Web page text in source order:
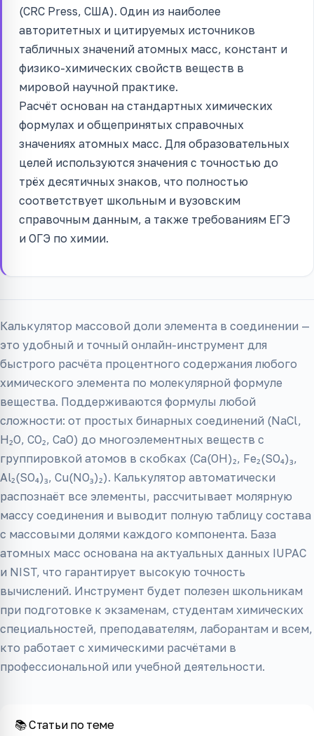
(CRC Press, США). Один из наиболее
авторитетных и цитируемых источников
табличных значений атомных масс, констант и
физико-химических свойств веществ в
мировой научной практике.
Расчёт основан на стандартных химических
формулах и общепринятых справочных
значениях атомных масс. Для образовательных
целей используются значения с точностью до
трёх десятичных знаков, что полностью
соответствует школьным и вузовским
справочным данным, а также требованиям ЕГЭ
и ОГЭ по химии.
Калькулятор массовой доли элемента в соединении —
это удобный и точный онлайн-инструмент для
быстрого расчёта процентного содержания любого
химического элемента по молекулярной формуле
вещества. Поддерживаются формулы любой
сложности: от простых бинарных соединений (NaCl,
H₂O, CO₂, CaO) до многоэлементных веществ с
группировкой атомов в скобках (Ca(OH)₂, Fe₂(SO₄)₃,
Al₂(SO₄)₃, Cu(NO₃)₂). Калькулятор автоматически
распознаёт все элементы, рассчитывает молярную
массу соединения и выводит полную таблицу состава
с массовыми долями каждого компонента. База
атомных масс основана на актуальных данных IUPAC
и NIST, что гарантирует высокую точность
вычислений. Инструмент будет полезен школьникам
при подготовке к экзаменам, студентам химических
специальностей, преподавателям, лаборантам и всем,
кто работает с химическими расчётами в
профессиональной или учебной деятельности.
📚 Статьи по теме